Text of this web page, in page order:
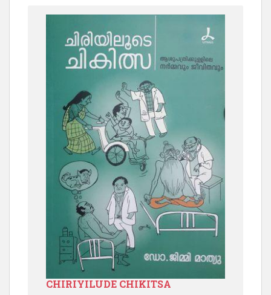
CHIRIYILUDE CHIKITSA